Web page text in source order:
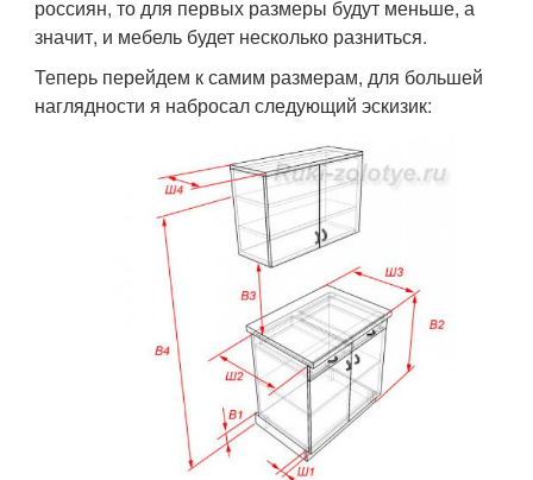
россиян, то для первых размеры будут меньше, а
значит, и мебель будет несколько разниться.
Теперь перейдем к самим размерам, для большей
наглядности я набросал следующий эскизик: